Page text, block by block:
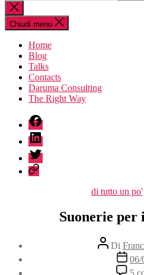
Chiudi
la
ricerca
Chiudi menu
Home
Blog
Talks
Contacts
Daruma Consulting
The Right Way
fb
linkedin
twitter
sessionize
di tutto un po'
Suonerie per
Autore
articolo
Di
Data06/
5